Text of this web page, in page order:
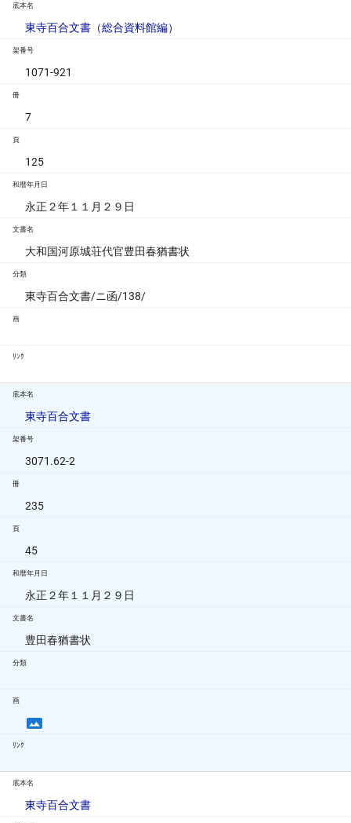
底本名
東寺百合文書（総合資料館編）
架番号
1071-921
冊
7
頁
125
和暦年月日
永正２年１１月２９日
文書名
大和国河原城荘代官豊田春猶書状
分類
東寺百合文書/ニ函/138/
画
ﾘﾝｸ
底本名
東寺百合文書
架番号
3071.62-2
冊
235
頁
45
和暦年月日
永正２年１１月２９日
文書名
豊田春猶書状
分類
画
ﾘﾝｸ
底本名
東寺百合文書